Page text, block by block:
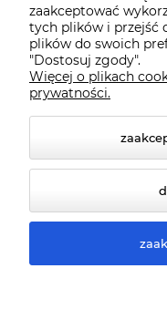
Pomoc
Gwarancja i
© 2026
zaakceptować
tych plików i przejść
plików do swoich
"Dostosuj zgody".
Więcej o plikach
prywatności.